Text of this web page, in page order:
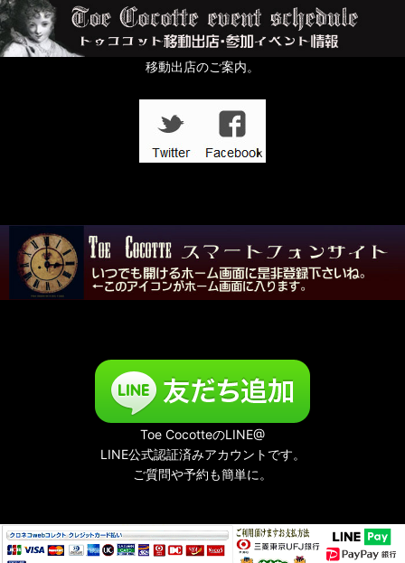
ちょっと配るのにおすすめプチギフト特集
すずらんの日
移動出店のご案内。
Toe CocotteのLINE@
LINE公式認証済みアカウントです。
ご質問や予約も簡単に。